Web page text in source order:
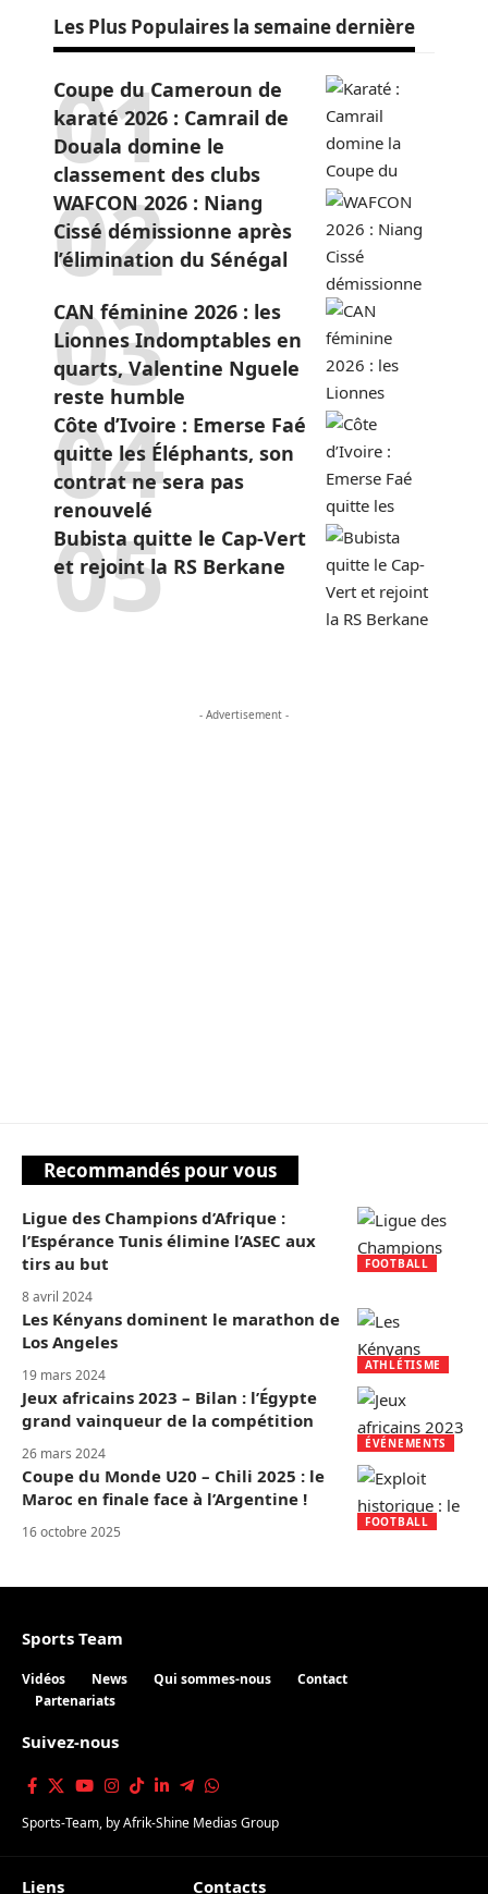
Les Plus Populaires la semaine dernière
Coupe du Cameroun de
karaté 2026 : Camrail de
Douala domine le
classement des clubs
WAFCON 2026 : Niang
Cissé démissionne après
l’élimination du Sénégal
CAN féminine 2026 : les
Lionnes Indomptables en
quarts, Valentine Nguele
reste humble
Côte d’Ivoire : Emerse Faé
quitte les Éléphants, son
contrat ne sera pas
renouvelé
Bubista quitte le Cap-Vert
et rejoint la RS Berkane
- Advertisement -
Recommandés pour vous
FOOTBALL
Ligue des Champions d’Afrique :
l’Espérance Tunis élimine l’ASEC aux
tirs au but
8 avril 2024
ATHLÉTISME
Les Kényans dominent le marathon de
Los Angeles
19 mars 2024
ÉVÉNEMENTS
Jeux africains 2023 – Bilan : l’Égypte
grand vainqueur de la compétition
26 mars 2024
FOOTBALL
Coupe du Monde U20 – Chili 2025 : le
Maroc en finale face à l’Argentine !
16 octobre 2025
Sports Team
Vidéos News Qui sommes-nous
Contact
Partenariats
Suivez-nous
Sports-Team, byAfrik-Shine Medias Group
Liens Contacts